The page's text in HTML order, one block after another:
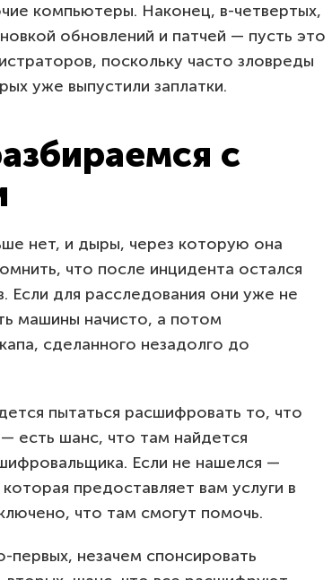
компьютеры. Наконец, в-четвертых,
обновлений и патчей — пусть это
поскольку часто зловреды
уже выпустили заплатки.
с
нет, и дыры, через которую она
что после инцидента остался
для расследования они уже не
машины начисто, а потом
сделанного незадолго до
пытаться расшифровать то, что
— есть шанс, что там найдется
Если не нашелся —
предоставляет вам услуги в
что там смогут помочь.
первых, незачем спонсировать